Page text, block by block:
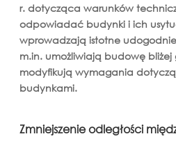
r. dotycząca warunków
odpowiadać budynki i ich
wprowadzają istotne
m.in. umożliwiają budowę bliżej
modyfikują wymagania
budynkami.
Zmniejszenie odległości